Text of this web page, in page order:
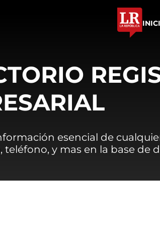
esencial de
teléfono, y mas en la base